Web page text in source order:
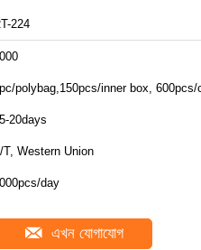
224
polybag,150pcs/inner box,
20days
T, Western Union
day
এখন যোগাযোগ